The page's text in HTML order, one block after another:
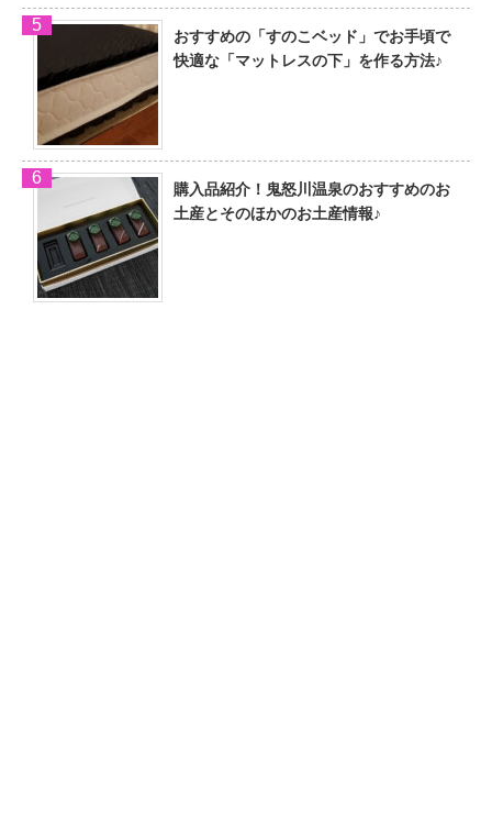
おすすめの「すのこベッド」でお手頃で
快適な「マットレスの下」を作る方法♪
購入品紹介！鬼怒川温泉のおすすめのお
土産とそのほかのお土産情報♪